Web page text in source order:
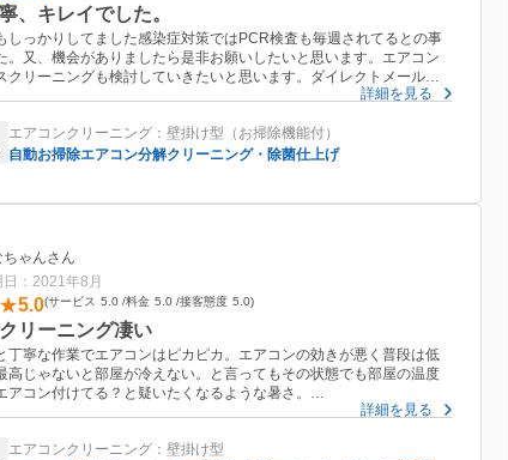
、キレイでした。
しっかりしてました感染症対策ではPCR検査も毎週されてるとの事
。又、機会がありましたら是非お願いしたいと思います。エアコン
クリーニングも検討していきたいと思います。ダイレクトメールや
していきたいと思います。本日はありがとうございました。詳細を見る
エアコンクリーニング：壁掛け型（お掃除機能付）
自動お掃除エアコン分解クリーニング・除菌仕上げ
ちゃんさん
日：2021年8月
5.0 サービス 5.0 料金 5.0 接客態度 5.0
リーニング凄い
丁寧な作業でエアコンはピカピカ。エアコンの効きが悪く普段は低
高じゃないと部屋が冷えない。と言ってもその状態でも部屋の温度
アコン付けてる？と疑いたくなるような暑さ。
とと思いエアコンクリーニングを検索してこの会社はいいかも、と
てくれて２人でスピーディーにかつテキパキと作業してくれて、１
詳細を見る
エアコンクリーニング：壁掛け型